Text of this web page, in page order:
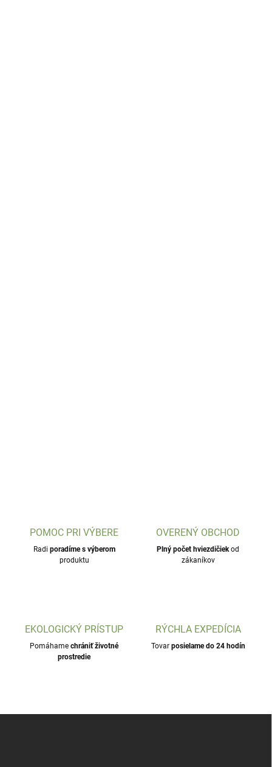
POMOC PRI VÝBERE
Radi poradíme s výberom
produktu
OVERENÝ OBCHOD
Plný počet hviezdičiekod
zákaníkov
EKOLOGICKÝ PRÍSTUP
Pomáhame chrániť životné
prostredie
RÝCHLA EXPEDÍCIA
Tovar posielame do 24 hodín